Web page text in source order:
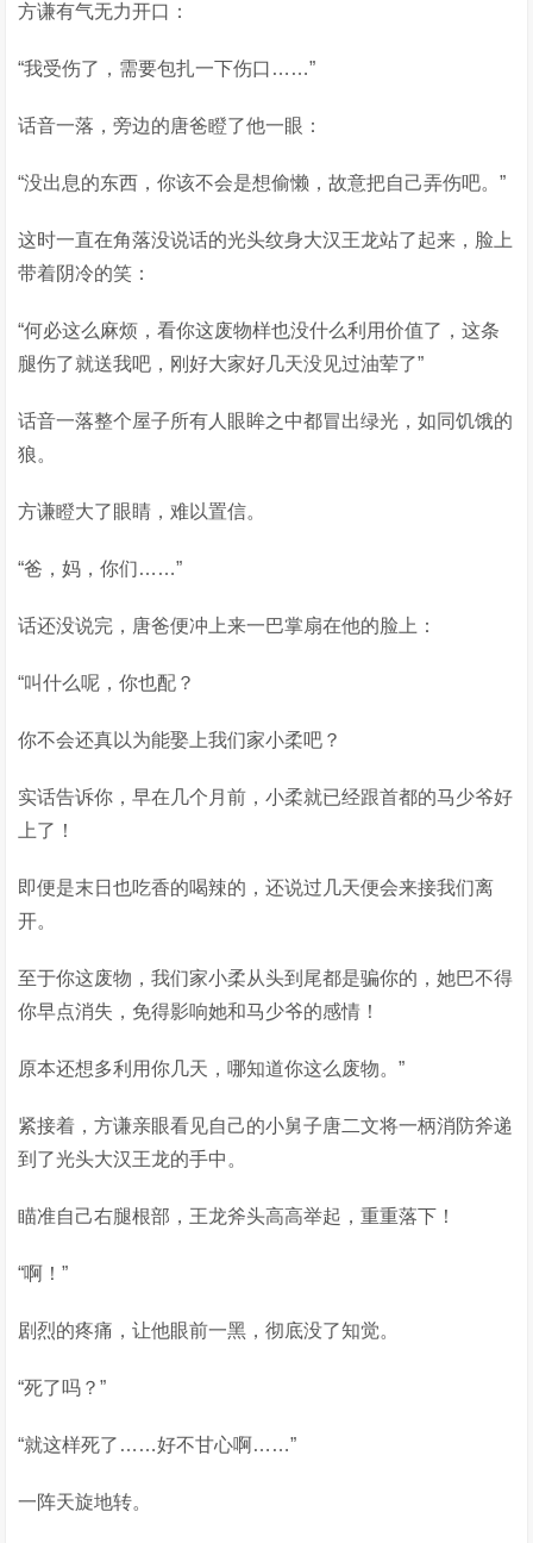
方谦有气无力开口：
“我受伤了，需要包扎一下伤口……”
话音一落，旁边的唐爸瞪了他一眼：
“没出息的东西，你该不会是想偷懒，故意把自己弄伤吧。”
这时一直在角落没说话的光头纹身大汉王龙站了起来，脸上
带着阴冷的笑：
“何必这么麻烦，看你这废物样也没什么利用价值了，这条
腿伤了就送我吧，刚好大家好几天没见过油荤了”
话音一落整个屋子所有人眼眸之中都冒出绿光，如同饥饿的
狼。
方谦瞪大了眼睛，难以置信。
“爸，妈，你们……”
话还没说完，唐爸便冲上来一巴掌扇在他的脸上：
“叫什么呢，你也配？
你不会还真以为能娶上我们家小柔吧？
实话告诉你，早在几个月前，小柔就已经跟首都的马少爷好
上了！
即便是末日也吃香的喝辣的，还说过几天便会来接我们离
开。
至于你这废物，我们家小柔从头到尾都是骗你的，她巴不得
你早点消失，免得影响她和马少爷的感情！
原本还想多利用你几天，哪知道你这么废物。”
紧接着，方谦亲眼看见自己的小舅子唐二文将一柄消防斧递
到了光头大汉王龙的手中。
瞄准自己右腿根部，王龙斧头高高举起，重重落下！
“啊！”
剧烈的疼痛，让他眼前一黑，彻底没了知觉。
“死了吗？”
“就这样死了……好不甘心啊……”
一阵天旋地转。